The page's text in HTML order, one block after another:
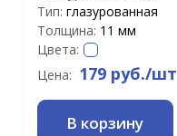
Тип: глазурованная
Толщина: 11 мм
Цвета:
Цена: 179 руб./шт
В корзину